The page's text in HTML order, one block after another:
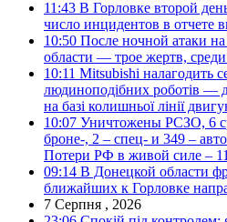
11:43 В Горловке второй
число инцидентов в отчете
10:50 После ночной атаки
области — трое жертв,
10:11 Mitsubishi налагодить
людиноподібних роботів —
на базі колишньої лінії
10:07 Уничтожены РСЗО, 6
броне-, 2 – спец- и 349 –
Потери РФ в живой силе –
09:14 В Донецкой области
ближайших к Горловке
7 Серпня , 2026